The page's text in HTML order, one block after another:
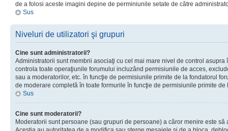
de a folosi aceste imagini depine de perminiunile setate de către
Sus
Niveluri de utilizatori şi grupuri
Cine sunt administratorii?
Administratorii sunt membrii asociaţi cu cel mai mare nivel de control asupra
controla toate operaţiunile forumului incluzând permisiunile de acces,
sau a moderatorilor, etc. în funcţie de permisiunile primite de la fondatorul
de moderare completă în toate formurile în funcţie de permisiunile primite de
Sus
Cine sunt moderatorii?
Moderatorii sunt persoane (sau grupuri de persoane) a căror menire este